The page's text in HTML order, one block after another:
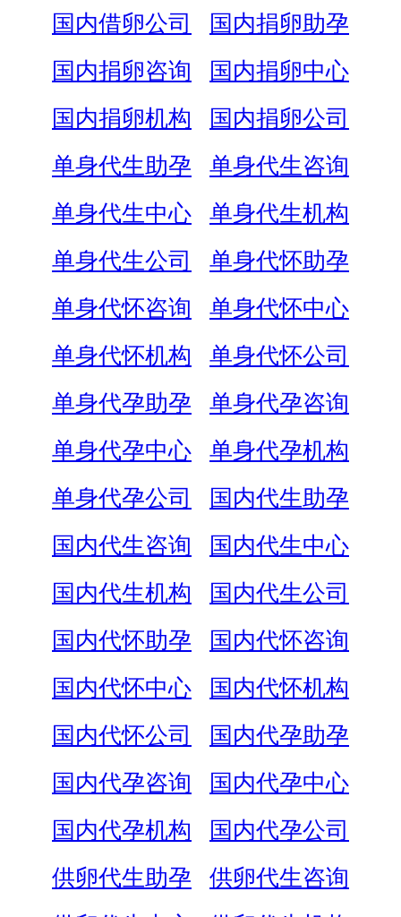
国内借卵公司
国内捐卵助孕
国内捐卵咨询
国内捐卵中心
国内捐卵机构
国内捐卵公司
单身代生助孕
单身代生咨询
单身代生中心
单身代生机构
单身代生公司
单身代怀助孕
单身代怀咨询
单身代怀中心
单身代怀机构
单身代怀公司
单身代孕助孕
单身代孕咨询
单身代孕中心
单身代孕机构
单身代孕公司
国内代生助孕
国内代生咨询
国内代生中心
国内代生机构
国内代生公司
国内代怀助孕
国内代怀咨询
国内代怀中心
国内代怀机构
国内代怀公司
国内代孕助孕
国内代孕咨询
国内代孕中心
国内代孕机构
国内代孕公司
供卵代生助孕
供卵代生咨询